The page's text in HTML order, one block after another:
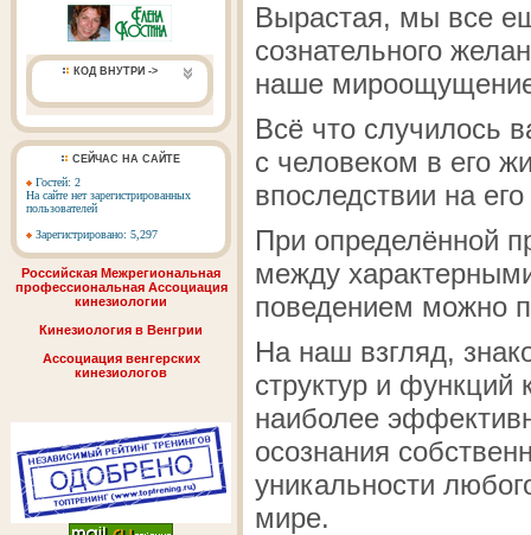
КОД ВНУТРИ ->
СЕЙЧАС НА САЙТЕ
Гостей: 2
На сайте нет зарегистрированных
пользователей
Зарегистрировано: 5,297
Российская Межрегиональная
профессиональная Ассоциация
кинезиологии
Кинезиология в Венгрии
Ассоциация венгерских
кинезиологов
Вырастая, мы все
сознательного
наше
Всё что случилось
с человеком в его
впоследствии на
При определённой
между
поведением можно
На наш взгляд,
структур и функций
наиболее
осознания
уникальности
мире.